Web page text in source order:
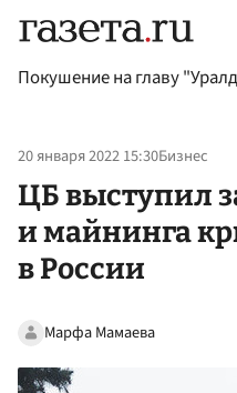
Покушение на главу
20 января 2022 15:30Бизнес
ЦБ выступил
и майнинга
в России
Марфа Мамаева